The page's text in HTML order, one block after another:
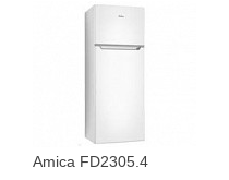
Amica FD2305.4